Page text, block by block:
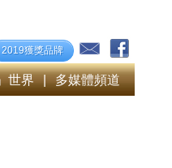
2019獲獎品牌
世界 | 多媒體頻道